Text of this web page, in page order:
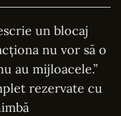
un blocaj
nu vor să o
au mijloacele.”
rezervate cu